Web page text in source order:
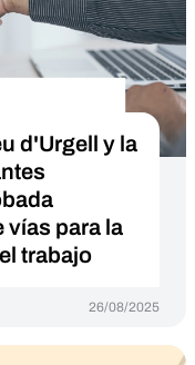
d'Urgell y la
vías para la
trabajo
26/08/2025